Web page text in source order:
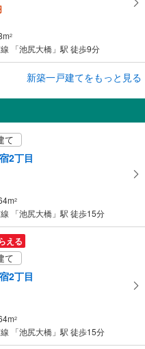
2
「池尻大橋」駅 徒歩9分
4丁目
「池尻大橋」駅 徒歩19分
新築一戸建てをもっと見る
て
2丁目
2
「池尻大橋」駅 徒歩15分
える
て
2丁目
2
「池尻大橋」駅 徒歩15分